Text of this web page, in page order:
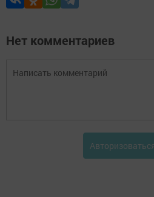
Нет комментариев